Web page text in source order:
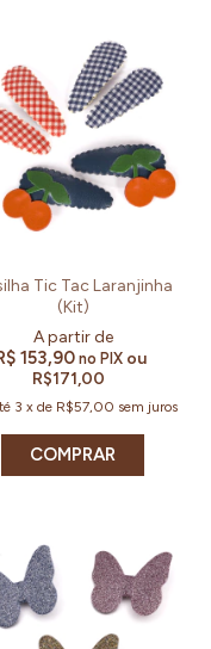
Tic Tac Laranjinha
(Kit)
153,90no PIX ou
R$171,00
3 xde R$57,00 sem juros
COMPRAR